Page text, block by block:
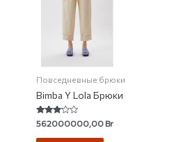
Повседневные брюки
Bimba Y Lola Брюки
Rated
3.00
out of 5
562000000,00Br